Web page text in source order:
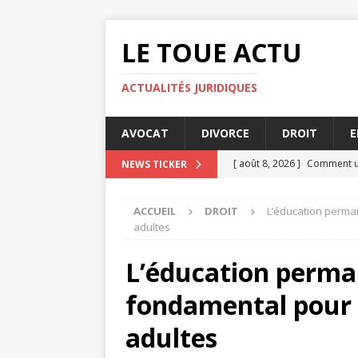
LE TOUE ACTU
ACTUALITÉS JURIDIQUES
AVOCAT DIVORCE DROIT
NEWS TICKER [ août 8, 2026 ] Comment
[ août 4, 2026 ]
[ août 8, 2026 ] Toque
ACCUEIL DROIT
L’éducation
adultes
L’éducation
fondamental pour
adultes